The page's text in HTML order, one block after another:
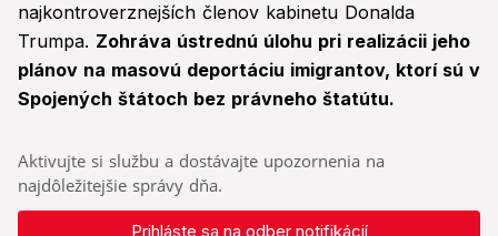
najkontroverznejších členov kabinetu Donalda
Trumpa. Zohráva ústrednú úlohu pri realizácii jeho
plánov na masovú deportáciu imigrantov, ktorí sú v
Spojených štátoch bez právneho štatútu.
Aktivujte si službu a dostávajte upozornenia na
najdôležitejšie správy dňa.
Prihláste sa na odber notifikácií